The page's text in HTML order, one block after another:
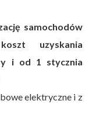
samochodów
uzyskania
i od 1 stycznia
elektryczne i z